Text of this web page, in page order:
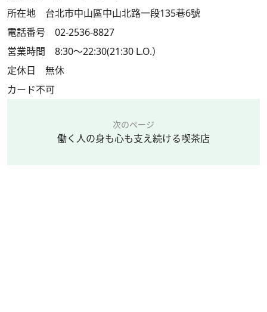
所在地 台北市中山區中山北路一段135巷6號
電話番号 02-2536-8827
営業時間 8:30～22:30(21:30 L.O.）
定休日 無休
カード不可
次のページ
働く人の身も心も支え続ける喫茶店